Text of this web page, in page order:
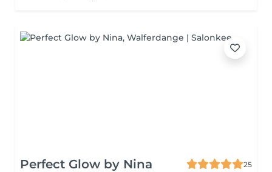
Perfect Glow by Nina
25